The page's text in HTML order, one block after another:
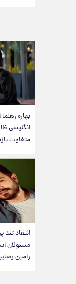
بهاره
انگلیسی
متفاوت
انتقاد تند
مسئولان
رامین